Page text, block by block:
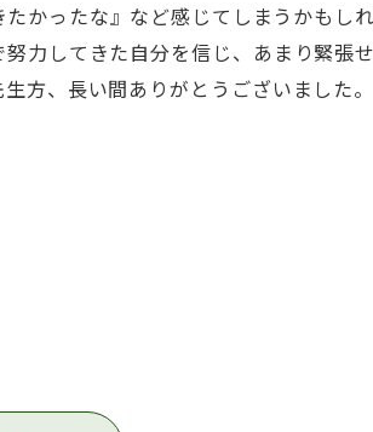
かったな』など感じてしまうかもし
力してきた自分を信じ、あまり緊張
方、長い間ありがとうございました